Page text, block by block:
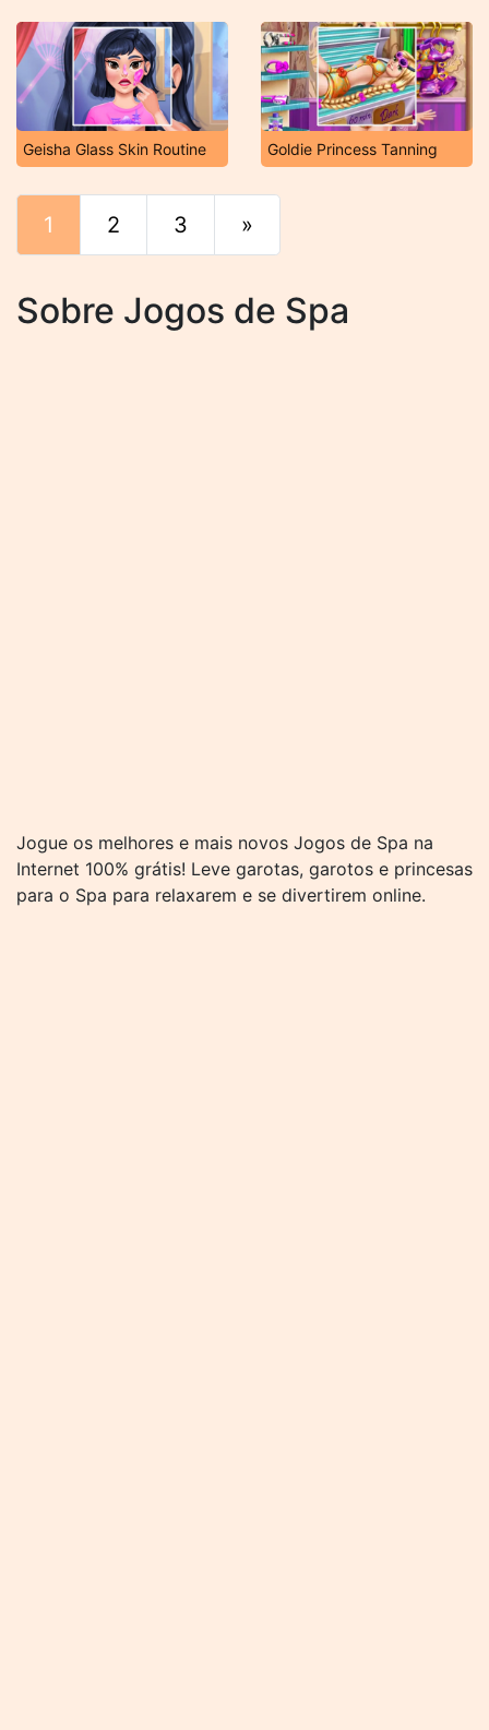
Geisha Glass Skin Routine Goldie Princess Tanning
1 2 3 »
Sobre Jogos de Spa
Jogue os melhores e mais novos Jogos de Spa na
Internet 100% grátis! Leve garotas, garotos e princesas
para o Spa para relaxarem e se divertirem online.